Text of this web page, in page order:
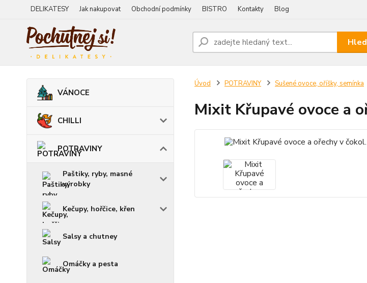
DELIKATESY Jak nakupovat Obchodní podmínky BISTRO Kontakty Blog
VÁNOCE
CHILLI
POTRAVINY
Paštiky, ryby, masné
výrobky
Kečupy, hořčice, křen
Salsy a chutney
Omáčky a pesta
Úvod POTRAVINY Sušené ovoce, oříšky, semínka
Mixit Křupavé ovoce a